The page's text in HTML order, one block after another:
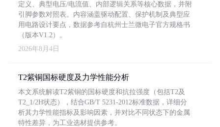
定义、典型电压/电流值、内部逻辑关系等核心数据，并附
引脚参数对照表。内容涵盖驱动配置、保护机制及典型应
用电路设计要点，数据参考自杭州士兰微电子官方规格书
（版本V1.2）。
2026年8月4日
T2紫铜国标硬度及力学性能分析
本文系统解读T2紫铜的国标硬度和抗拉强度（包括T2及
T2_1/2H状态），结合GB/T 5231-2012标准数据，详细分
析其力学性能指标及影响因素，并对比不同状态下的金属
特性差异，为工业选材提供参考。